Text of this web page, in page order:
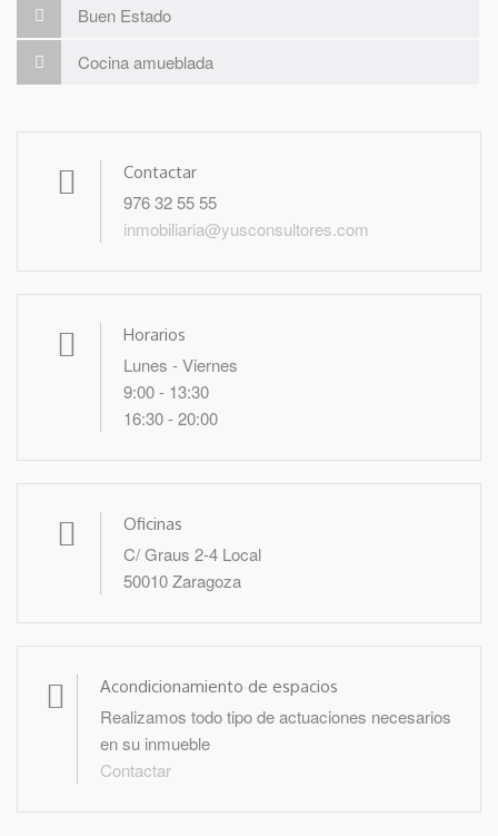
Buen Estado
Cocina amueblada
Contactar
976 32 55 55
inmobiliaria@yusconsultores.com
Horarios
Lunes - Viernes
9:00 - 13:30
16:30 - 20:00
Oficinas
C/ Graus 2-4 Local
50010 Zaragoza
Acondicionamiento de espacios
Realizamos todo tipo de actuaciones necesarios
en su inmueble
Contactar